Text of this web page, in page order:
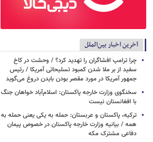
آخرین اخبار بین‌الملل
چرا ترامپ افشاگران را تهدید کرد؟ / وحشت در کاخ
سفید از بر ملا شدن کمبود تسلیحاتی آمریکا / رئیس
جمهور آمریکا در مورد مقصر بودن بایدن دروغ می‌گوید
سخنگوی وزارت خارجه پاکستان: اسلام‌آباد خواهان جنگ
با افغانستان نیست
ترکیه، پاکستان و عربستان: حمله به یکی یعنی حمله به
همه / بیانیه وزارت خارجه پاکستان در خصوص پیمان
دفاعی مشترک مکه